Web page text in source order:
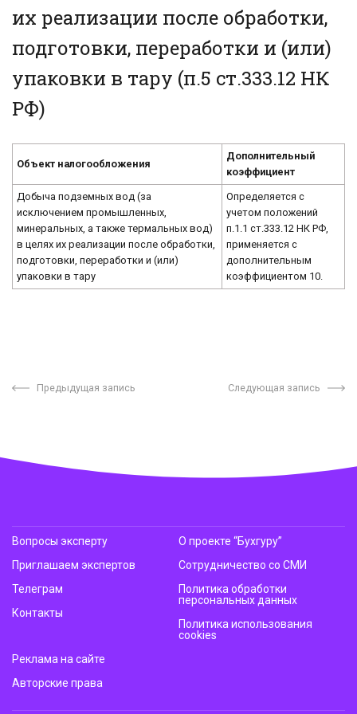
их реализации после обработки,
подготовки, переработки и (или)
упаковки в тару (п.5 ст.333.12 НК
РФ)
Объект налогообложения
Дополнительный
коэффициент
Добыча подземных вод (за
исключением промышленных,
минеральных, а также термальных вод)
в целях их реализации после обработки,
подготовки, переработки и (или)
упаковки в тару
Определяется с
учетом положений
п.1.1 ст.333.12 НК РФ,
применяется с
дополнительным
коэффициентом 10.
Предыдущая запись Следующая запись
Вопросы эксперту
Приглашаем экспертов
Телеграм
Контакты
О проекте “Бухгуру”
Сотрудничество со СМИ
Политика обработки
персональных данных
Политика использования
cookies
Реклама на сайте
Авторские права